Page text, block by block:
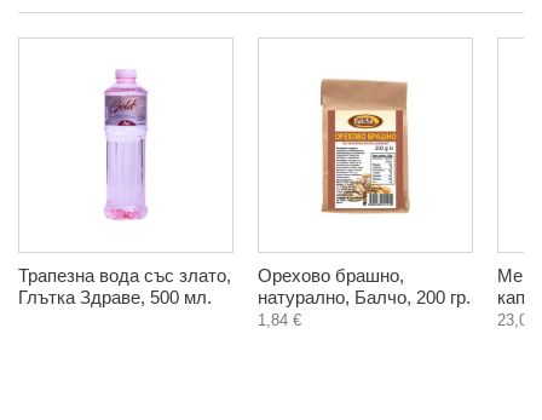
Трапезна вода със злато,
Глътка Здраве, 500 мл.
Орехово брашно,
натурално, Балчо, 200 гр.
1,84 € 23,06